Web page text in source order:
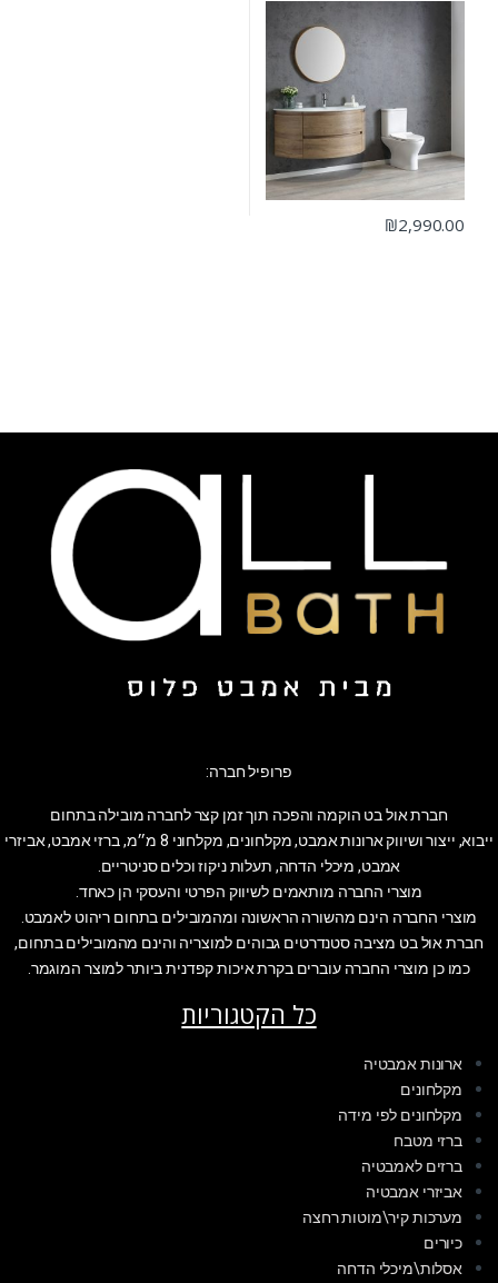
₪2,990.00
פרופיל חברה:
חברת אול בט הוקמה והפכה תוך זמן קצר לחברה מובילה בתחום
ייבוא, ייצור ושיווק ארונות אמבט, מקלחונים, מקלחוני 8 מ״מ, ברזי אמבט, אביזרי
אמבט, מיכלי הדחה, תעלות ניקוז וכלים סניטריים.
מוצרי החברה מותאמים לשיווק הפרטי והעסקי הן כאחד.
מוצרי החברה הינם מהשורה הראשונה ומהמובילים בתחום ריהוט לאמבט.
חברת אול בט מציבה סטנדרטים גבוהים למוצריה והינם מהמובילים בתחום,
כמו כן מוצרי החברה עוברים בקרת איכות קפדנית ביותר למוצר המוגמר.
כל הקטגוריות
ארונות אמבטיה
מקלחונים
מקלחונים לפי מידה
ברזי מטבח
ברזים לאמבטיה
אביזרי אמבטיה
מערכות קיר\מוטות רחצה
כיורים
אסלות\מיכלי הדחה